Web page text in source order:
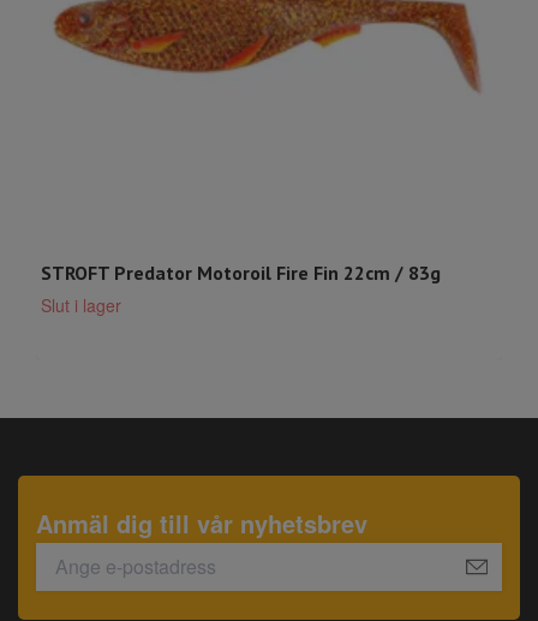
STROFT Predator Motoroil Fire Fin 22cm / 83g
Slut i lager
Anmäl dig till vår nyhetsbrev